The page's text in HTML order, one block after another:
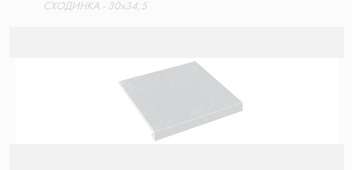
СХОДИНКА - 30x34,5
60x34,5